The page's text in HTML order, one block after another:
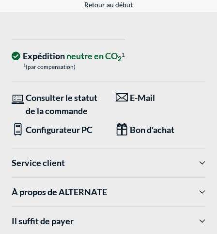
Retour au début
Expéditionneutre en CO21
1(par compensation)
Consulter le statut
de la commande
E-Mail
Configurateur PC Bon d'achat
Service client
À propos de ALTERNATE
Il suffit de payer